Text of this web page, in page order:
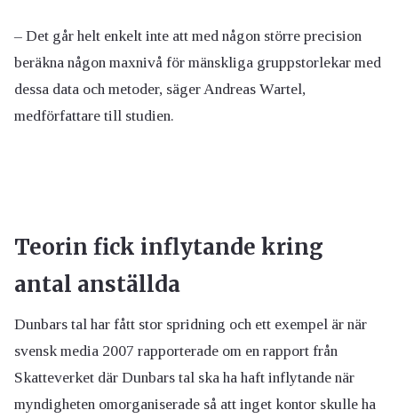
– Det går helt enkelt inte att med någon större precision
beräkna någon maxnivå för mänskliga gruppstorlekar med
dessa data och metoder, säger Andreas Wartel,
medförfattare till studien.
Teorin fick inflytande kring
antal anställda
Dunbars tal har fått stor spridning och ett exempel är när
svensk media 2007 rapporterade om en rapport från
Skatteverket där Dunbars tal ska ha haft inflytande när
myndigheten omorganiserade så att inget kontor skulle ha